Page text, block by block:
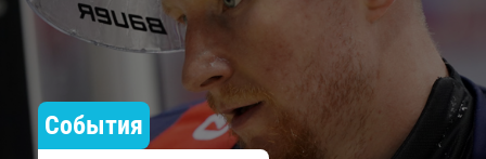
События